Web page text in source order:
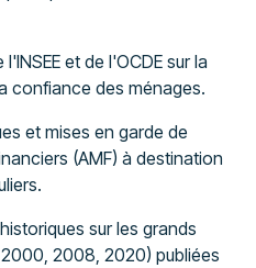
et de l'OCDE sur la
confiance des ménages.
et mises en garde de
(AMF) à destination
sur les grands
2008, 2020) publiées